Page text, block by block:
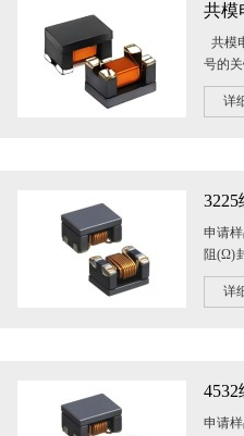
共模
共模
号的
相同
详
申请
阻(Ω)
详
申请